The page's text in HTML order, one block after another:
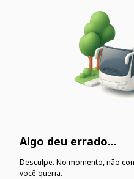
Algo deu errado...
Desculpe. No momento, não
você queria.